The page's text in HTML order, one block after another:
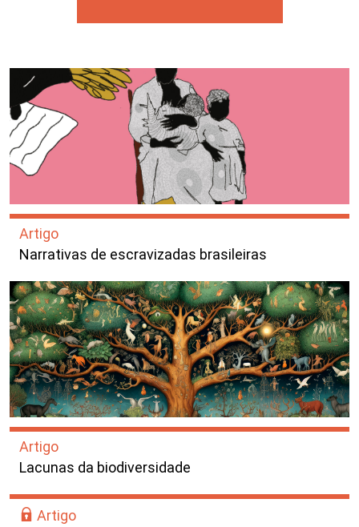
Artigo
Narrativas de escravizadas brasileiras
Artigo
Lacunas da biodiversidade
Artigo